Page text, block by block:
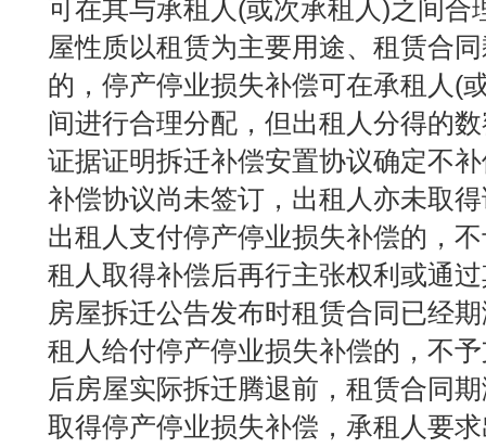
可在其与承租人(或次承租人)之间合
屋性质以租赁为主要用途、租赁合
的，停产停业损失补偿可在承租人(
间进行合理分配，但出租人分得的
证据证明拆迁补偿安置协议确定不
补偿协议尚未签订，出租人亦未取
出租人支付停产停业损失补偿的，
租人取得补偿后再行主张权利或通
房屋拆迁公告发布时租赁合同已经
租人给付停产停业损失补偿的，不
后房屋实际拆迁腾退前，租赁合同
取得停产停业损失补偿，承租人要